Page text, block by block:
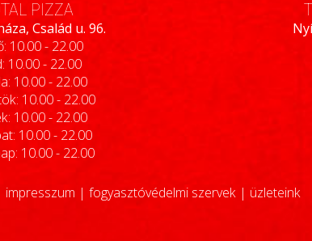
PIZZA
Család u. 96.
10.00 - 22.00
10.00 - 22.00
10.00 - 22.00
10.00 - 22.00
10.00 - 22.00
10.00 - 22.00
10.00 - 22.00
impresszum | fogyasztóvédelmi szervek| üzleteink